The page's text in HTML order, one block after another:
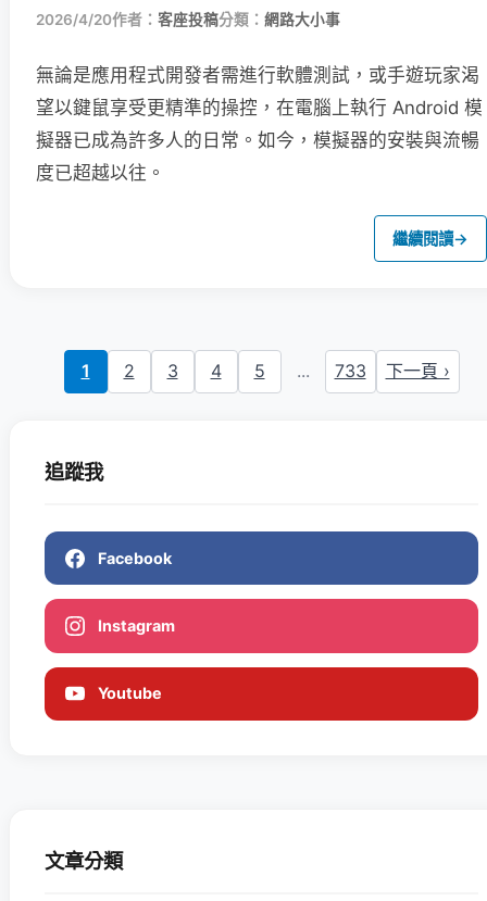
2026/4/20作者： 客座投稿分類： 網路大小事
無論是應用程式開發者需進行軟體測試，或手遊玩家渴
望以鍵鼠享受更精準的操控，在電腦上執行 Android 模
擬器已成為許多人的日常。如今，模擬器的安裝與流暢
度已超越以往。
繼續閱讀→
1 2 3 4 5 ... 733 下一頁 ›
追蹤我
Facebook
Instagram
Youtube
文章分類